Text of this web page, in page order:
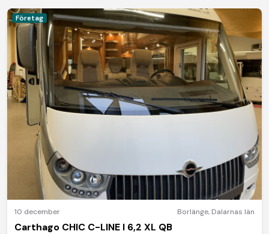
Företag
10 december Borlänge, Dalarnas län
Carthago CHIC C-LINE I 6,2 XL QB